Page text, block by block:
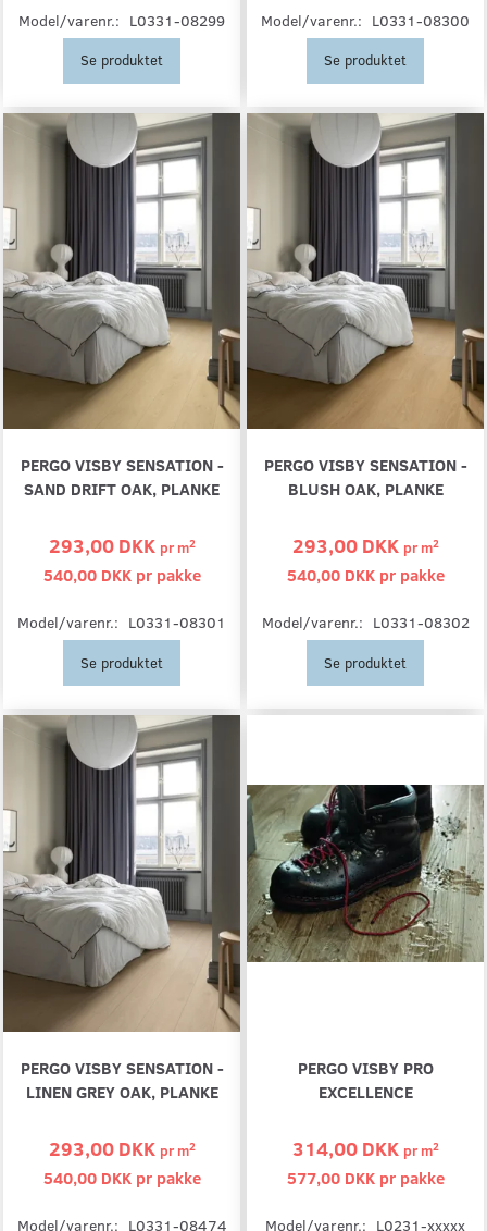
Model/varenr.: L0331-08299
Se produktet
Model/varenr.: L0331-08300
Se produktet
PERGO VISBY SENSATION -
SAND DRIFT OAK, PLANKE
293,00 DKK prm2
540,00 DKK pr pakke
Model/varenr.: L0331-08301
Se produktet
PERGO VISBY SENSATION -
BLUSH OAK, PLANKE
293,00 DKK prm2
540,00 DKK pr pakke
Model/varenr.: L0331-08302
Se produktet
PERGO VISBY SENSATION -
LINEN GREY OAK, PLANKE
293,00 DKK prm2
540,00 DKK pr pakke
Model/varenr.: L0331-08474
PERGO VISBY PRO
EXCELLENCE
314,00 DKK prm2
577,00 DKK pr pakke
Model/varenr.: L0231-xxxxx